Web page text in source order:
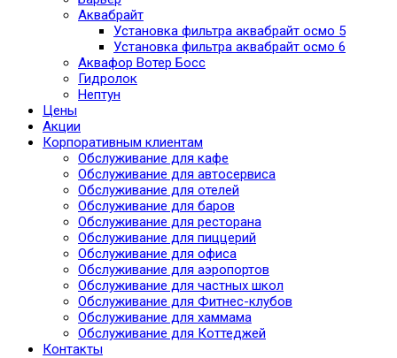
Аквабрайт
Установка фильтра аквабрайт осмо 5
Установка фильтра аквабрайт осмо 6
Аквафор Вотер Босс
Гидролок
Нептун
Цены
Акции
Корпоративным клиентам
Обслуживание для кафе
Обслуживание для автосервиса
Обслуживание для отелей
Обслуживание для баров
Обслуживание для ресторана
Обслуживание для пиццерий
Обслуживание для офиса
Обслуживание для аэропортов
Обслуживание для частных школ
Обслуживание для Фитнес-клубов
Обслуживание для хаммама
Обслуживание для Коттеджей
Контакты